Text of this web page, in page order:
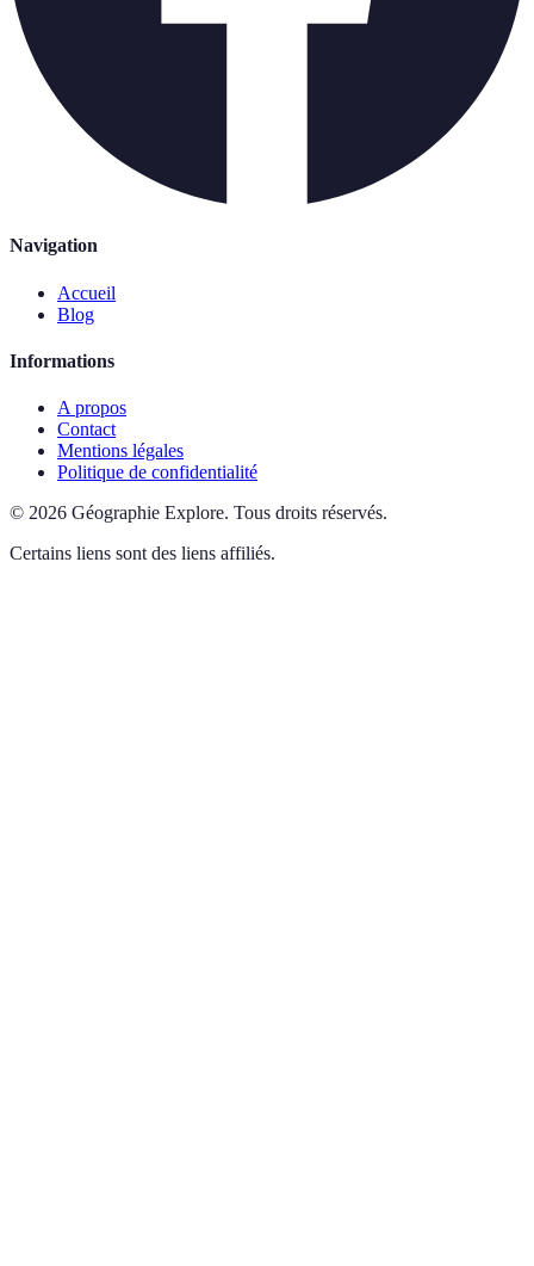
Navigation
Accueil
Blog
Informations
A propos
Contact
Mentions légales
Politique de confidentialité
© 2026 Géographie Explore. Tous droits réservés.
Certains liens sont des liens affiliés.